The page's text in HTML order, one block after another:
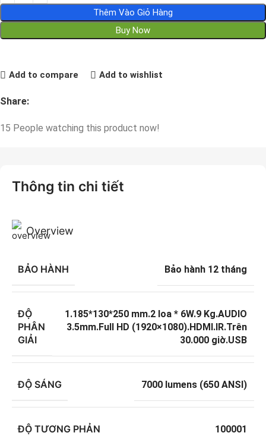
Thêm Vào Giỏ Hàng
Buy Now
Add to compare Add to wishlist
Share:
15 People watching this product now!
Thông tin chi tiết
Overview
BẢO HÀNH Bảo hành 12 tháng
ĐỘ
PHÂN
GIẢI
1.185*130*250 mm.2 loa * 6W.9 Kg.AUDIO
3.5mm.Full HD (1920×1080).HDMI.IR.Trên
30.000 giờ.USB
ĐỘ SÁNG 7000 lumens (650 ANSI)
ĐỘ TƯƠNG PHẢN 100001